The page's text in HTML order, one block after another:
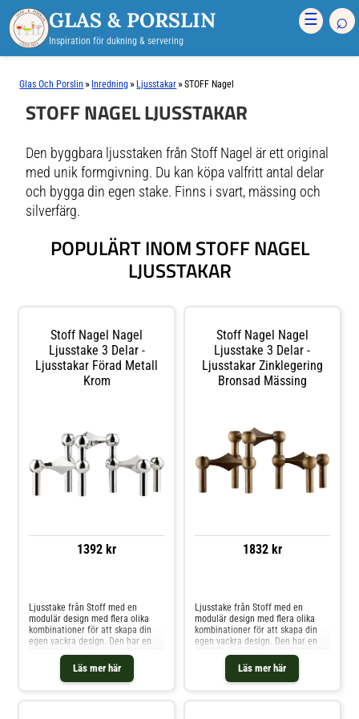
GLAS & PORSLIN
Inspiration för dukning & servering
☰ ⌕
Glas Och Porslin » Inredning » Ljusstakar »STOFF Nagel
STOFF NAGEL LJUSSTAKAR
Den byggbara ljusstaken från Stoff Nagel är ett original
med unik formgivning. Du kan köpa valfritt antal delar
och bygga din egen stake. Finns i svart, mässing och
silverfärg.
POPULÄRT INOM STOFF NAGEL
LJUSSTAKAR
Stoff Nagel Nagel
Ljusstake 3 Delar -
Ljusstakar Förad Metall
Krom
1392 kr
Läs mer här
Ljusstake från Stoff med en
modulär design med flera olika
kombinationer för att skapa din
egen vackra design. Den har en
tidlös känsla med en exklusiv look
för en sofistikerad och elegant
touch perfekt för alla hem. Ett
måste för den designintresserade.
Stoff Nagel Nagel
Ljusstake 3 Delar -
Ljusstakar Zinklegering
Bronsad Mässing
1832 kr
Läs mer här
Ljusstake från Stoff med en
modulär design med flera olika
kombinationer för att skapa din
egen vackra design. Den har en
tidlös känsla med en exklusiv look
för en sofistikerad och elegant
touch perfekt för alla hem. Ett
måste för den designintresserade.